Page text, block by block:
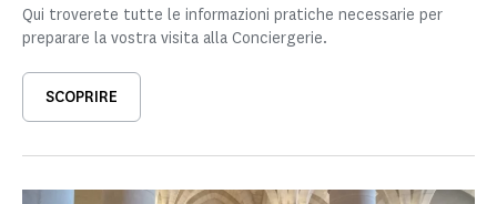
Qui troverete tutte le informazioni pratiche necessarie per
preparare la vostra visita alla Conciergerie.
SCOPRIRE